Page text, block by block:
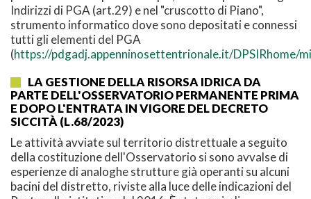
Indirizzi di PGA (art.29) e nel "cruscotto di Piano",
strumento informatico dove sono depositati e connessi
tutti gli elementi del PGA
(https://pdgadj.appenninosettentrionale.it/DPSIRhome/
LA GESTIONE DELLA RISORSA IDRICA DA
PARTE DELL'OSSERVATORIO PERMANENTE PRIMA
E DOPO L'ENTRATA IN VIGORE DEL DECRETO
SICCITÀ (L.68/2023)
Le attività avviate sul territorio distrettuale a seguito
della costituzione dell'Osservatorio si sono avvalse di
esperienze di analoghe strutture già operanti su alcuni
bacini del distretto, riviste alla luce delle indicazioni del